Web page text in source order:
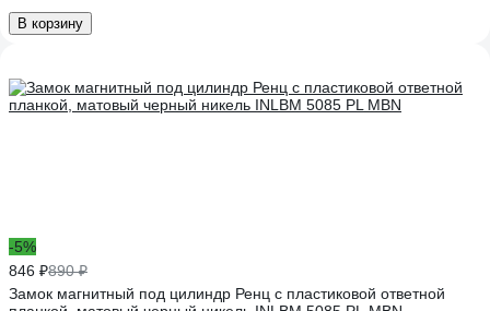
В корзину
-5%
846 ₽890 ₽
Замок магнитный под цилиндр Ренц с пластиковой ответной